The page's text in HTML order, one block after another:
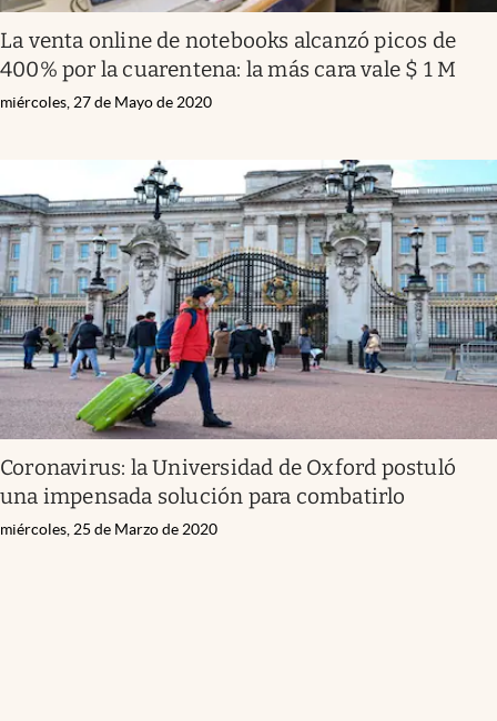
La venta online de notebooks alcanzó picos de
400% por la cuarentena: la más cara vale $ 1 M
miércoles, 27 de Mayo de 2020
Coronavirus: la Universidad de Oxford postuló
una impensada solución para combatirlo
miércoles, 25 de Marzo de 2020